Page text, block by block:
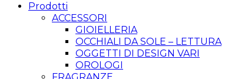
Prodotti
ACCESSORI
GIOIELLERIA
OCCHIALI DA SOLE – LETTURA
OGGETTI DI DESIGN VARI
OROLOGI